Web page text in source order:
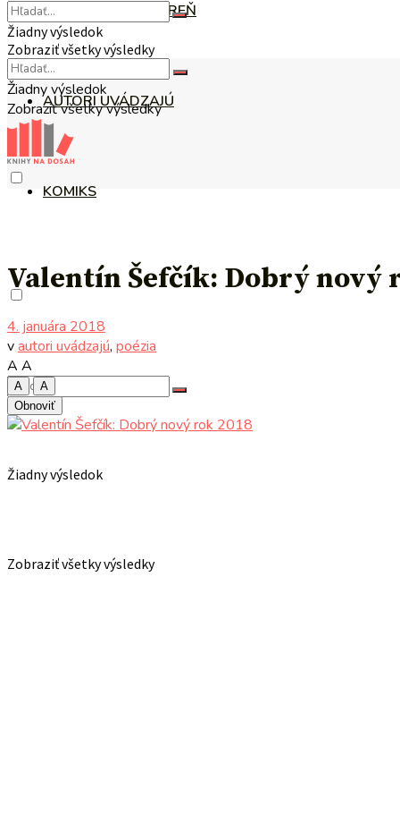
LITERÁRNA KAVIAREŇ
AUTORI UVÁDZAJÚ
KOMIKS
Žiadny výsledok
Zobraziť všetky výsledky
Žiadny výsledok
Zobraziť všetky výsledky
Žiadny výsledok
Zobraziť všetky výsledky
Valentín Šefčík: Dobrý nový
4. januára 2018
vautori uvádzajú, poézia
A A
A
A
Obnoviť